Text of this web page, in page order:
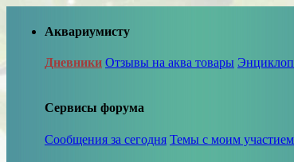
Аквариумисту
Дневники Отзывы на аква товары
Сервисы форума
Сообщения за сегодня Темы с моим участием